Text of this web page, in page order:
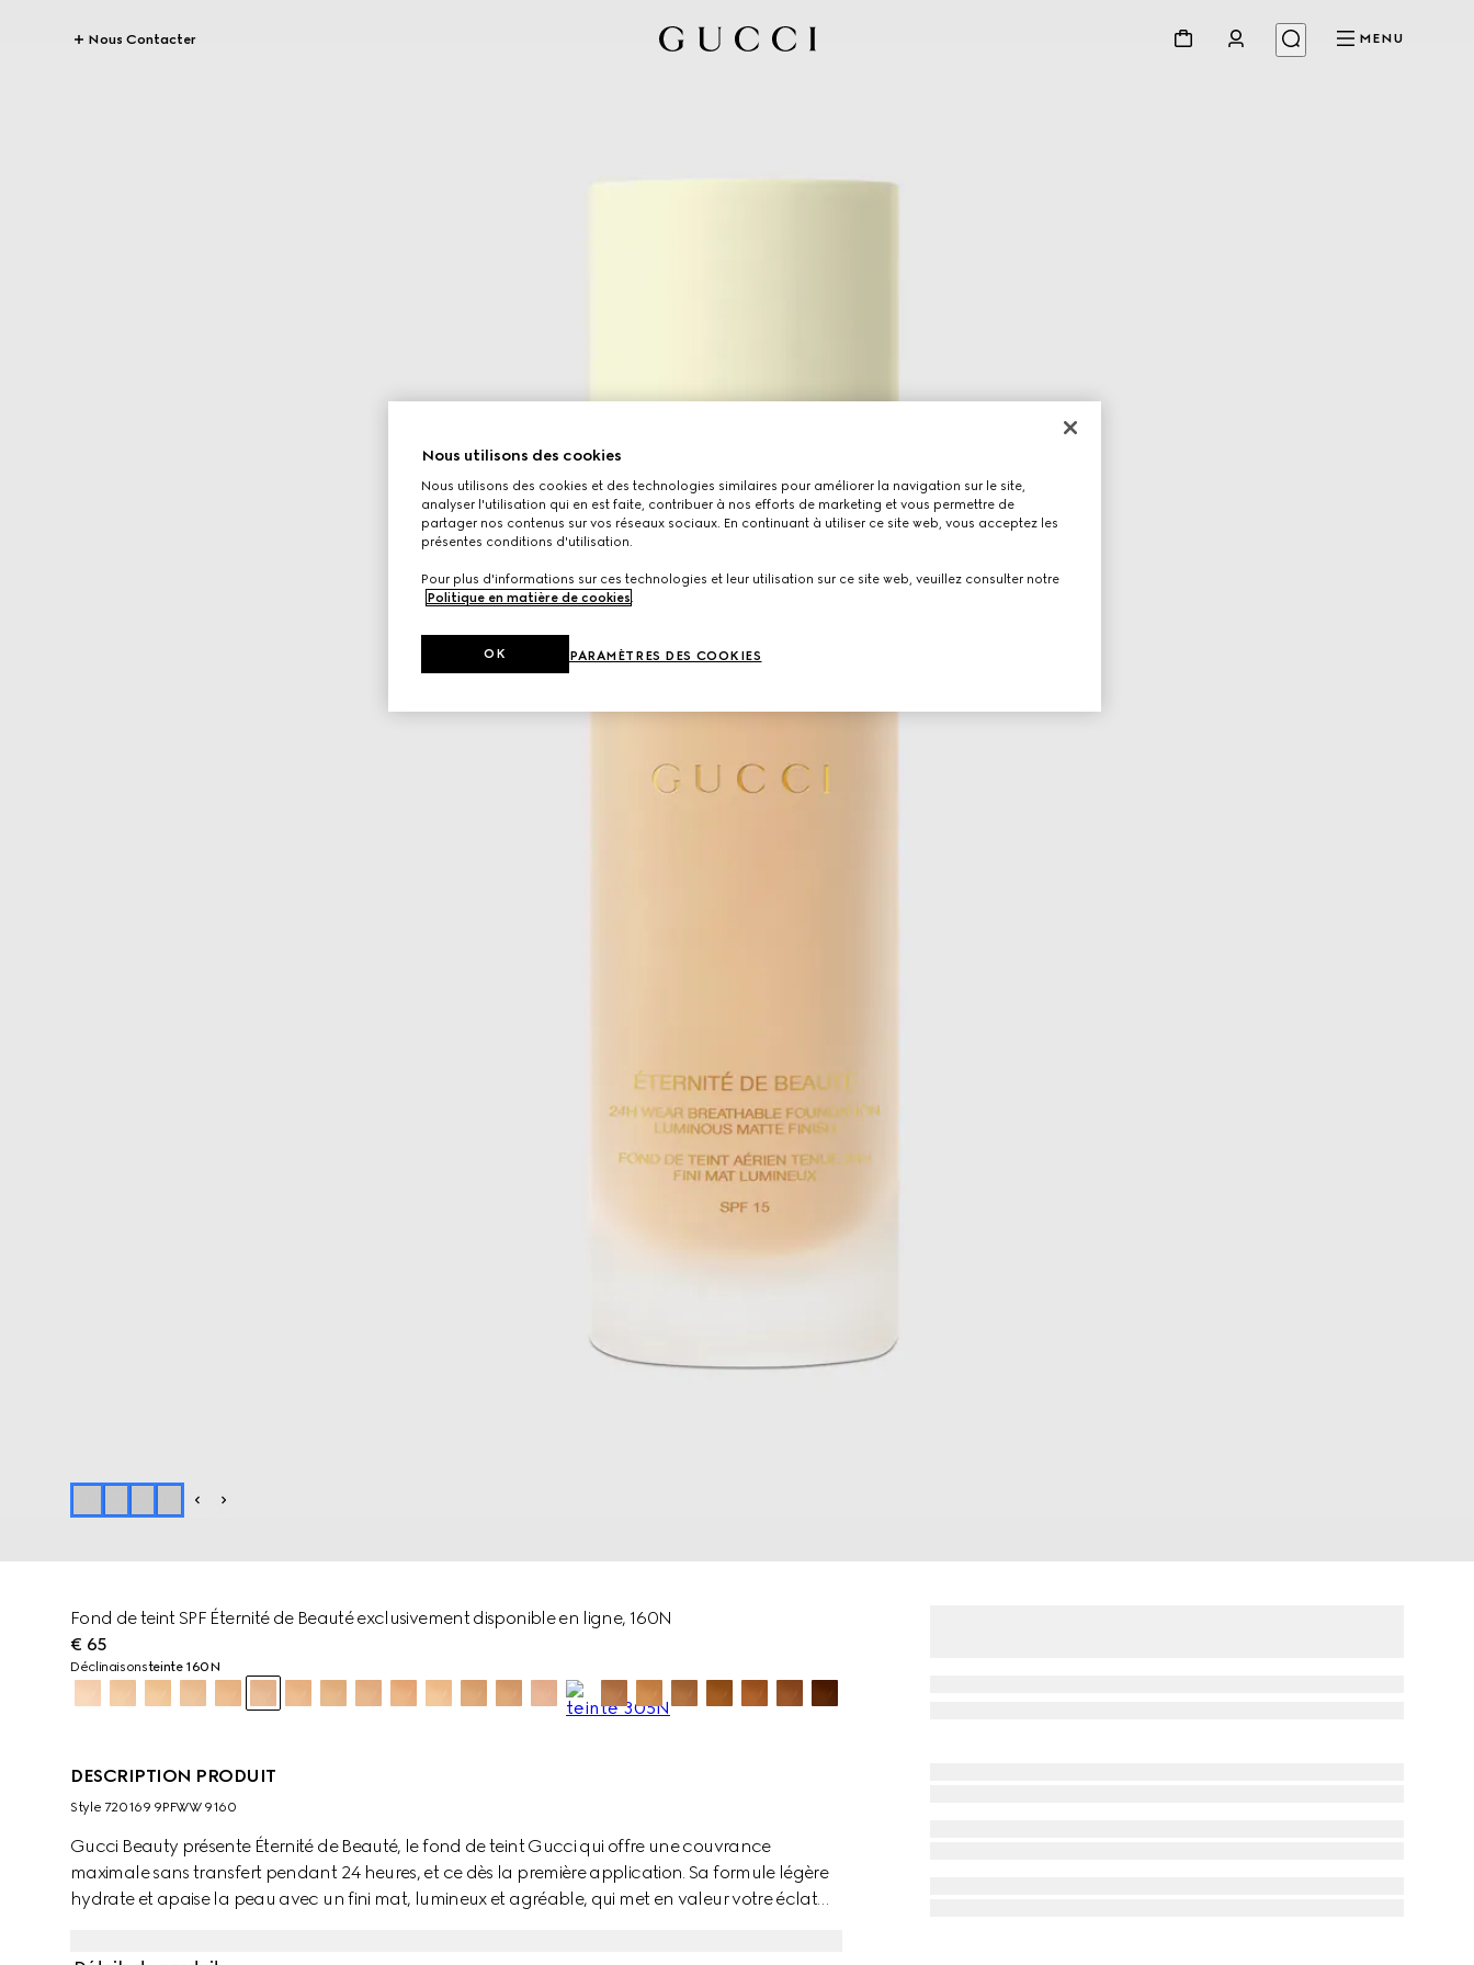
Nous Contacter MENU
Fond de teint SPF Éternité de Beauté exclusivement disponible en ligne, 160N
€ 65
Déclinaisonsteinte 160N
DESCRIPTION PRODUIT
Style ‎720169 9PFWW 9160
Gucci Beauty présente Éternité de Beauté, le fond de teint Gucci qui offre une couvrance
maximale sans transfert pendant 24 heures, et ce dès la première application. Sa formule légère
hydrate et apaise la peau avec un fini mat, lumineux et agréable, qui met en valeur votre éclat
Nous utilisons des cookies
Nous utilisons des cookies et des technologies similaires pour améliorer la navigation sur le site,
analyser l'utilisation qui en est faite, contribuer à nos efforts de marketing et vous permettre de
partager nos contenus sur vos réseaux sociaux. En continuant à utiliser ce site web, vous acceptez les
présentes conditions d'utilisation.
Pour plus d'informations sur ces technologies et leur utilisation sur ce site web, veuillez consulter notre
Politique en matière de cookies.
PARAMÈTRES DES COOKIES
OK